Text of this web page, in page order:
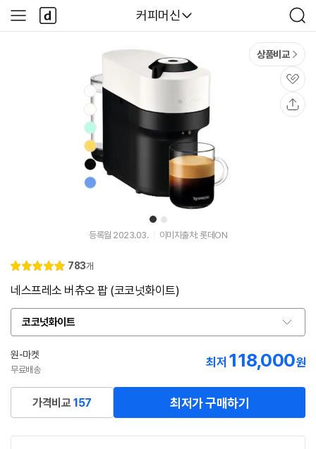
다나와
커피머신
검
색
사
이
다
나
와
1 2
상품비교
관
심
등록월 2023.03. 이미지출처: 롯데ON
별
점
4.
리
783개
네스프레소 버츄오 팝 (코코넛화이트)
코코넛화이트
옵
션
선
택
원-마켓네
이
페
이
무료배송
최저 118,000원
가격비교 157 최저가 구매하기